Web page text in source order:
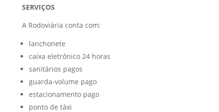
SERVIÇOS
A Rodoviária conta com:
lanchonete
caixa eletrônico 24 horas
sanitários pagos
guarda-volume pago
estacionamento pago
ponto de táxi